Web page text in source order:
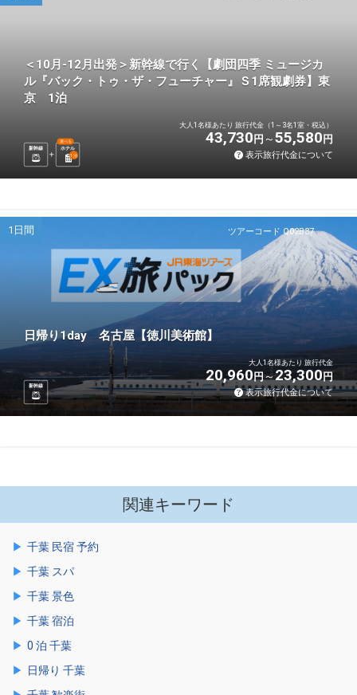
＜10月-12月出発＞新幹線で行く【劇団四季 ミュージカ
ル『バック・トゥ・ザ・フューチャー』Ｓ1席観劇券】東
京 1泊
新幹線 ホテル
選べる
1 泊
大人1名様あたり 旅行代金（1～3名1室・税込）
43,730円 55,580円
表示旅行代金について
ツアーコード Q02B37
1日間
日帰り1day 名古屋【徳川美術館】
新幹線
大人1名様あたり 旅行代金
20,960円 23,300円
表示旅行代金について
関連キーワード
千葉 民宿 予約
千葉 スパ
千葉 景色
千葉 宿泊
0 泊 千葉
日帰り 千葉